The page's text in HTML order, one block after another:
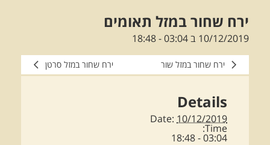
ירח שחור במזל תאומים
10/12/2019 ב 03:04 -
18:48
ירח שחור במזל שור ירח שחור במזל סרטן
Details
Date: 10/12/2019
Time:
03:04 - 18:48